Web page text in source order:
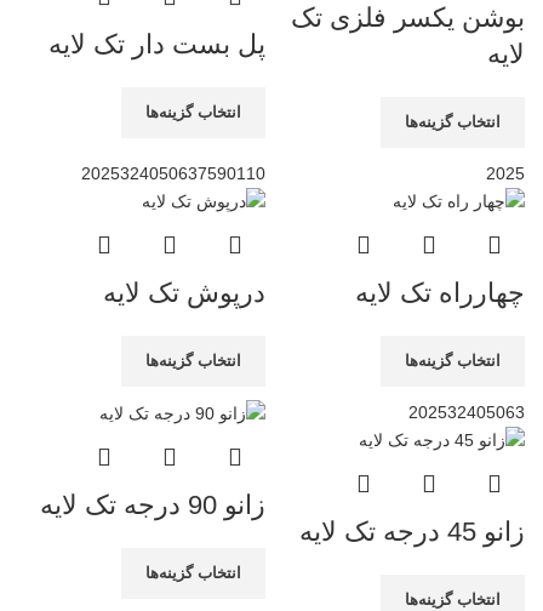
بوشن یکسر فلزی تک
لایه
انتخاب گزینه‌ها
پل بست دار تک لایه
انتخاب گزینه‌ها
2025
چهارراه تک لایه
انتخاب گزینه‌ها
2025324050637590110
درپوش تک لایه
انتخاب گزینه‌ها
202532405063
زانو 45 درجه تک لایه
انتخاب گزینه‌ها
زانو 90 درجه تک لایه
انتخاب گزینه‌ها